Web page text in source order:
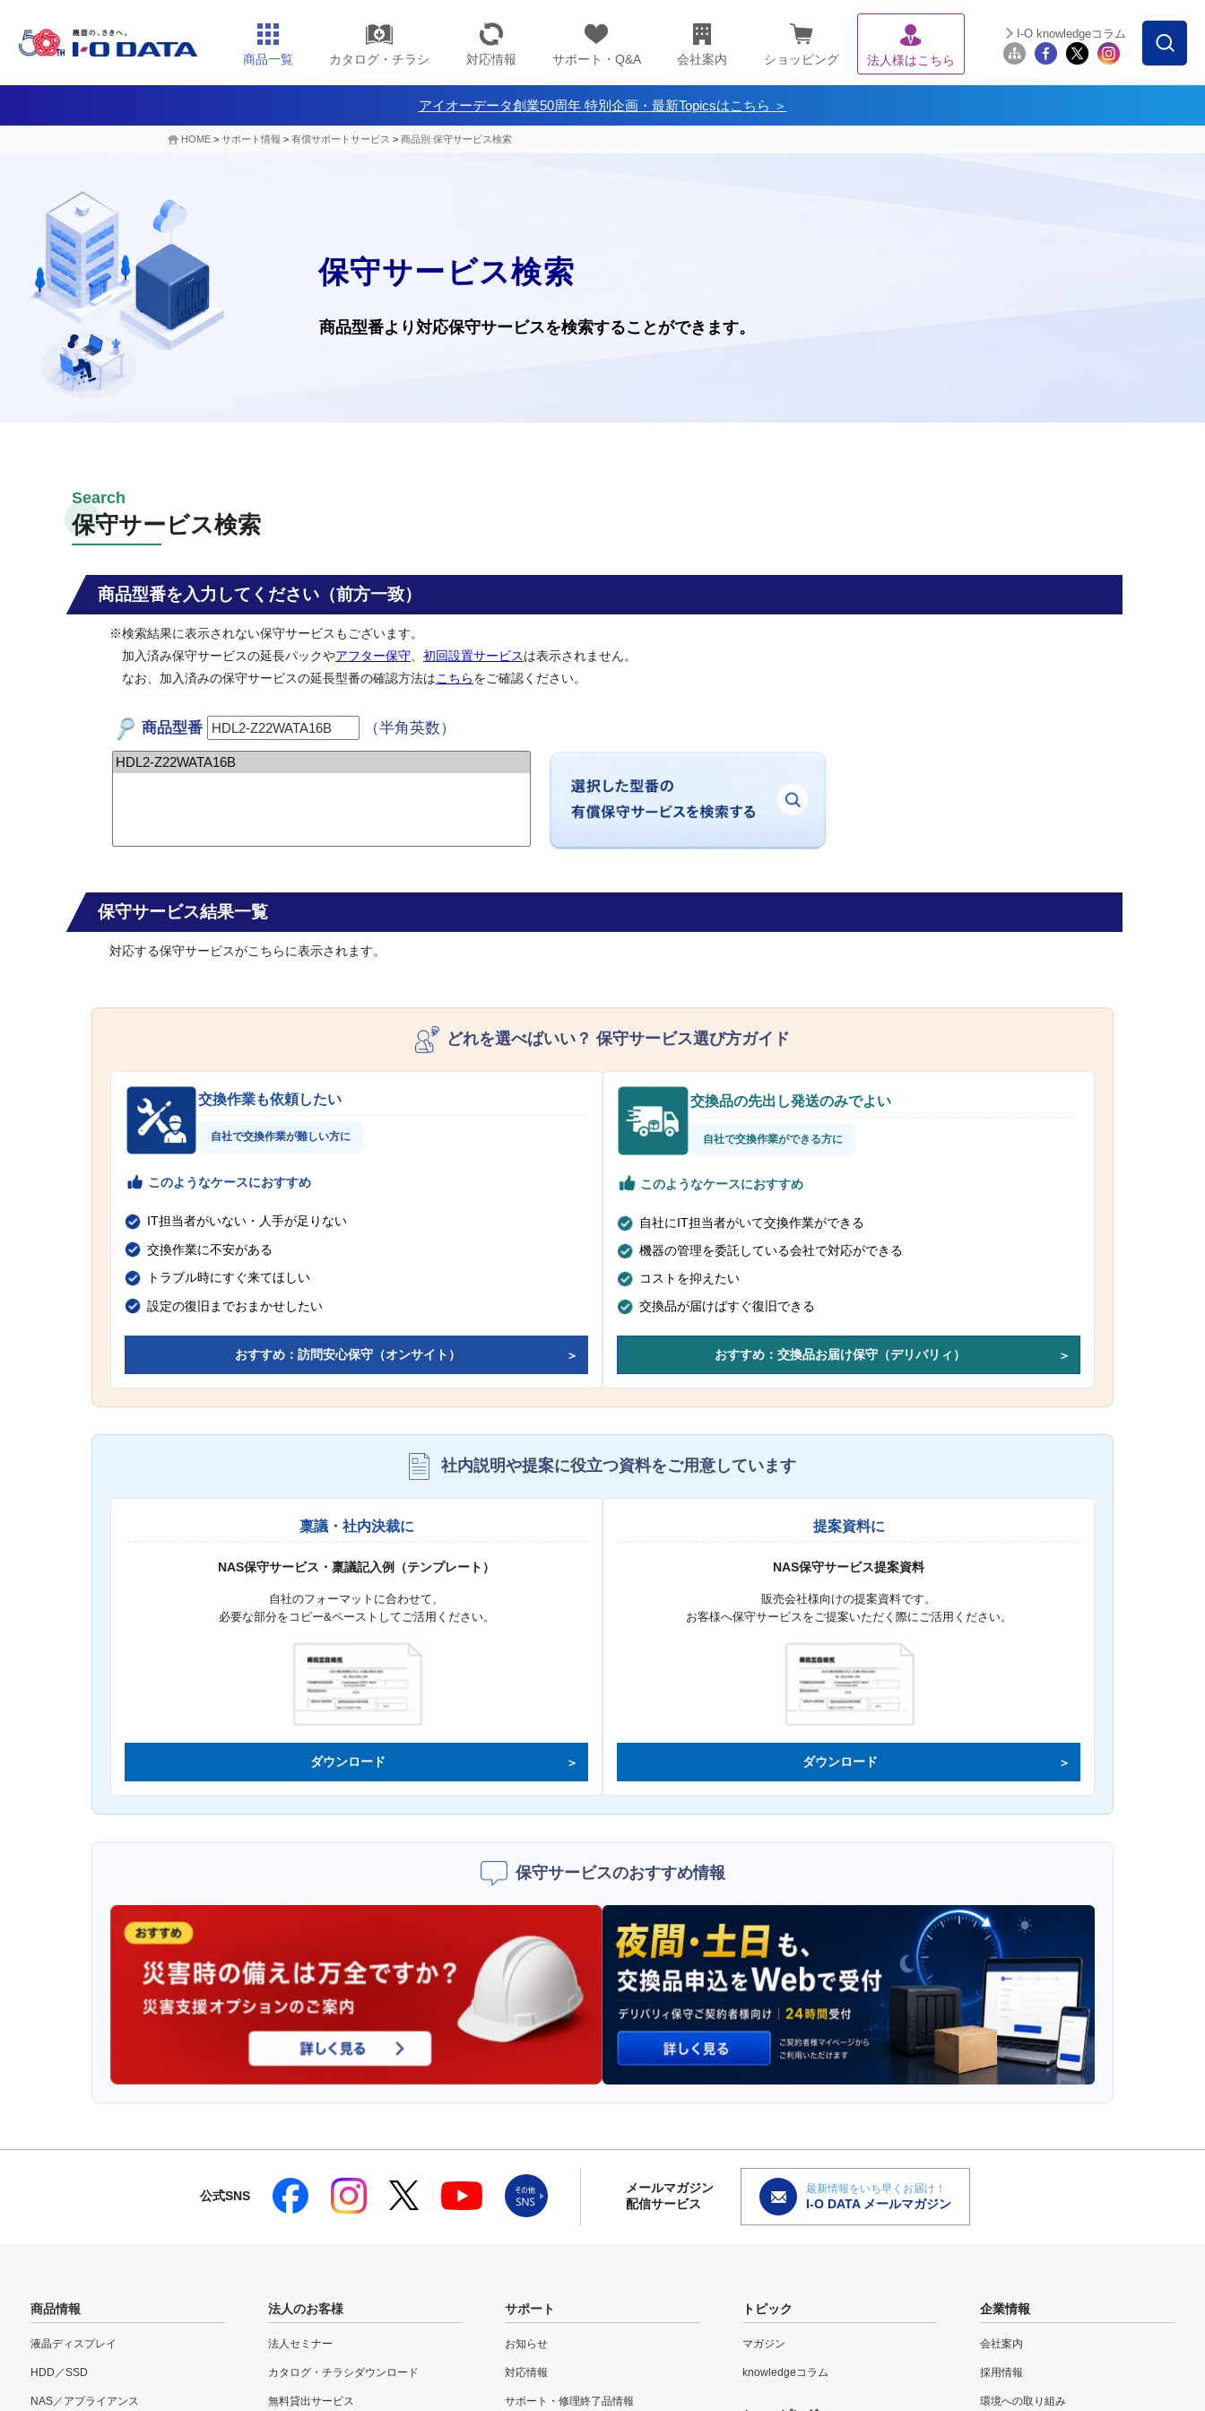
商品一覧 カタログ・チラシ 対応情報 サポート・Q&A 会社案内 ショッピング 法人様はこちら
I-O knowledgeコラム
アイオーデータ創業50周年 特別企画・最新Topicsはこちら ＞
HOME > サポート情報 > 有償サポートサービス > 商品別 保守サービス検索
保守サービス検索
商品型番より対応保守サービスを検索することができます。
保守サービス検索
商品型番を入力してください（前方一致）
※検索結果に表示されない保守サービスもございます。
加入済み保守サービスの延長パックやアフター保守 初回設置サービスは表示されません。
なお、加入済みの保守サービスの延長型番の確認方法はこちらをご確認ください。
商品型番 （半角英数）
保守サービス結果一覧
対応する保守サービスがこちらに表示されます。
どれを選べばいい？ 保守サービス選び方ガイド
交換作業も依頼したい
自社で交換作業が難しい方に
このようなケースにおすすめ
IT担当者がいない・人手が足りない
交換作業に不安がある
トラブル時にすぐ来てほしい
設定の復旧までおまかせしたい
おすすめ：訪問安心保守（オンサイト）
交換品の先出し発送のみでよい
自社で交換作業ができる方に
このようなケースにおすすめ
自社にIT担当者がいて交換作業ができる
機器の管理を委託している会社で対応ができる
コストを抑えたい
交換品が届けばすぐ復旧できる
おすすめ：交換品お届け保守（デリバリィ）
社内説明や提案に役立つ資料をご用意しています
稟議・社内決裁に
NAS保守サービス・稟議記入例（テンプレート）
自社のフォーマットに合わせて、
必要な部分をコピー&ペーストしてご活用ください。
ダウンロード
提案資料に
NAS保守サービス提案資料
販売会社様向けの提案資料です。
お客様へ保守サービスをご提案いただく際にご活用ください。
ダウンロード
保守サービスのおすすめ情報
公式SNS
メールマガジン
配信サービス
最新情報をいち早くお届け！
I-O DATA メールマガジン
商品情報
液晶ディスプレイ
HDD／SSD
NAS／アプライアンス
法人のお客様
法人セミナー
カタログ・チラシダウンロード
無料貸出サービス
サポート
お知らせ
対応情報
サポート・修理終了品情報
トピック
マガジン
knowledgeコラム
企業情報
会社案内
採用情報
環境への取り組み